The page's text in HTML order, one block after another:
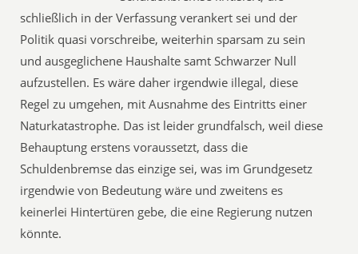
schließlich in der Verfassung verankert sei und der
Politik quasi vorschreibe, weiterhin sparsam zu sein
und ausgeglichene Haushalte samt Schwarzer Null
aufzustellen. Es wäre daher irgendwie illegal, diese
Regel zu umgehen, mit Ausnahme des Eintritts einer
Naturkatastrophe. Das ist leider grundfalsch, weil diese
Behauptung erstens voraussetzt, dass die
Schuldenbremse das einzige sei, was im Grundgesetz
irgendwie von Bedeutung wäre und zweitens es
keinerlei Hintertüren gebe, die eine Regierung nutzen
könnte.